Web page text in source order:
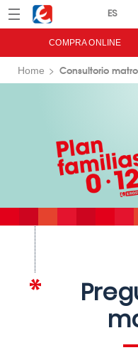
Menú Eroski
COMPRA ONLINE
Home Consultorio